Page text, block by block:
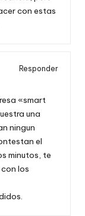
con estas
Responder
«smart
una
ningun
el
minutos, te
los